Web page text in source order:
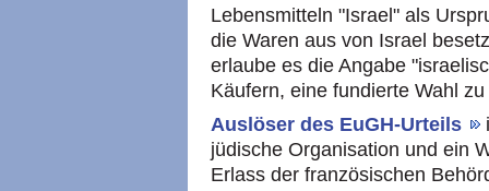
Lebensmitteln "Israel" als
die Waren aus von Israel
erlaube es die Angabe
Käufern, eine fundierte Wahl
Auslöser des EuGH-Urteils
jüdische Organisation und ein
Erlass der französischen